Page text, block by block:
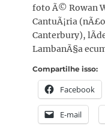
foto Ã© Rowan
CantuÃ¡ria
Canterbury),
LambanÃ§a
Compartilhe isso:
Facebook
E-mail